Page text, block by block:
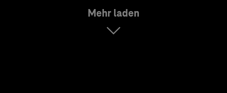
Mehr laden